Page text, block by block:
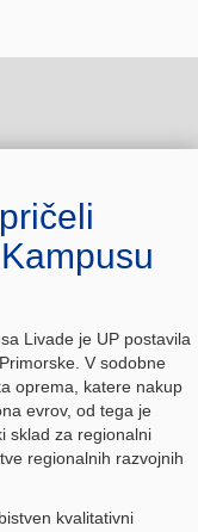
Livade je UP postavila
V sodobne
oprema, katere nakup
evrov, od tega je
sklad za regionalni
regionalnih razvojnih
kvalitativni